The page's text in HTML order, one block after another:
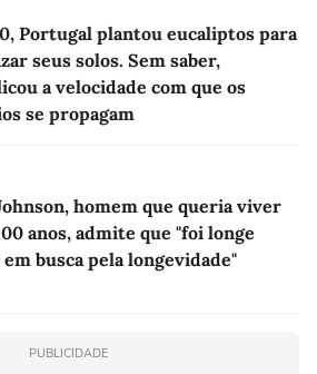
Portugal plantou eucaliptos para
seus solos. Sem saber,
a velocidade com que os
se propagam
homem que queria viver
anos, admite que "foi longe
busca pela longevidade"
PUBLICIDADE